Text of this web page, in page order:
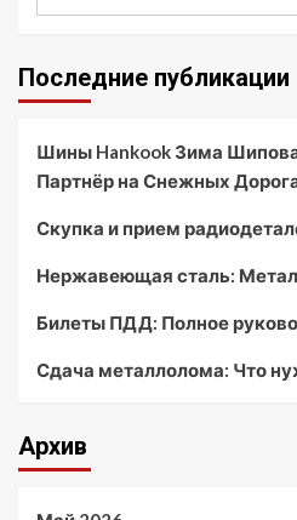
Последние публикации
Шины Hankook Зима
Партнёр на Снежных
Скупка и прием
Нержавеющая сталь:
Билеты ПДД: Полное
Сдача металлолома: Что
Архив